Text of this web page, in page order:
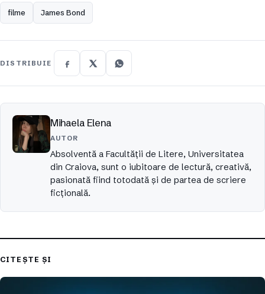
filme James Bond
DISTRIBUIE
Mihaela Elena
AUTOR
Absolventă a Facultății de Litere, Universitatea
din Craiova, sunt o iubitoare de lectură, creativă,
pasionată fiind totodată și de partea de scriere
ficțională.
CITEȘTE ȘI